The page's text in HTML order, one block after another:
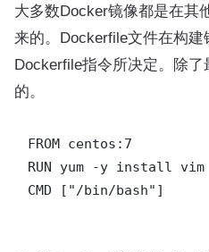
大多数Docker镜像都是在其
来的。Dockerfile文件在构
Dockerfile指令所决定。除
的。
FROM centos:7
RUN yum -y install vim